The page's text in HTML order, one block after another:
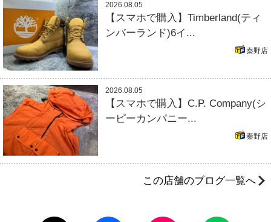
2026.08.05
【スマホで購入】Timberland(ティ
ンバーランド)6イ...
秦野店
2026.08.05
【スマホで購入】C.P. Company(シ
ーピーカンパニー...
秦野店
この店舗のブログ一覧へ